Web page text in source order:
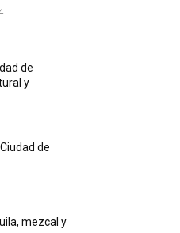
de
y
de
mezcal y